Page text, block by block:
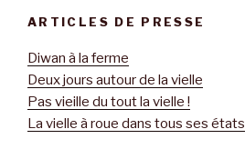
ARTICLES DE PRESSE
Diwan à la ferme
Deux jours autour de la vielle
Pas vieille du tout la vielle !
La vielle à roue dans tous ses états